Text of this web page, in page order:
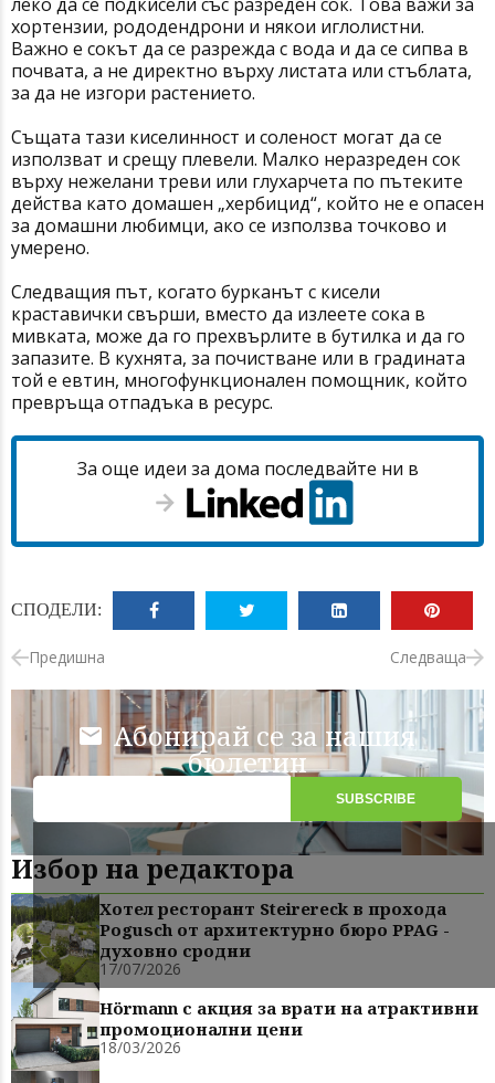
хортензии, рододендрони и някои иглолистни.
Важно е сокът да се разрежда с вода и да се сипва в
почвата, а не директно върху листата или стъблата,
за да не изгори растението.
Същата тази киселинност и соленост могат да се
използват и срещу плевели. Малко неразреден сок
върху нежелани треви или глухарчета по пътеките
действа като домашен „хербицид“, който не е опасен
за домашни любимци, ако се използва точково и
умерено.
Следващия път, когато бурканът с кисели
краставички свърши, вместо да излеете сока в
мивката, може да го прехвърлите в бутилка и да го
запазите. В кухнята, за почистване или в градината
той е евтин, многофункционален помощник, който
превръща отпадъка в ресурс.
За още идеи за дома последвайте ни в
СПОДЕЛИ:
Предишна Следваща
Абонирай се за нашия
бюлетин
Избор на редактора
Хотел ресторант Steirereck в прохода
Pogusch от архитектурно бюро PPAG -
духовно сродни
17/07/2026
Hörmann с акция за врати на атрактивни
промоционални цени
18/03/2026